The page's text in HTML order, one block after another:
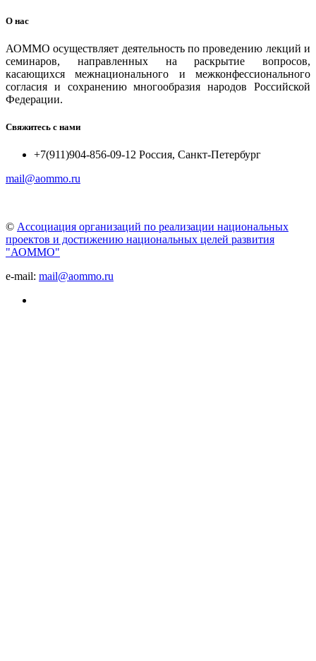
О нас
АОММО осуществляет деятельность по проведению лекций и
семинаров, направленных на раскрытие вопросов,
касающихся межнационального и межконфессионального
согласия и сохранению многообразия народов Российской
Федерации.
Свяжитесь с нами
+7(911)904-856-09-12 Россия, Санкт-Петербург
mail@aommo.ru
© Ассоциация организаций по реализации национальных
проектов и достижению национальных целей развития
"АОММО"
e-mail: mail@aommo.ru